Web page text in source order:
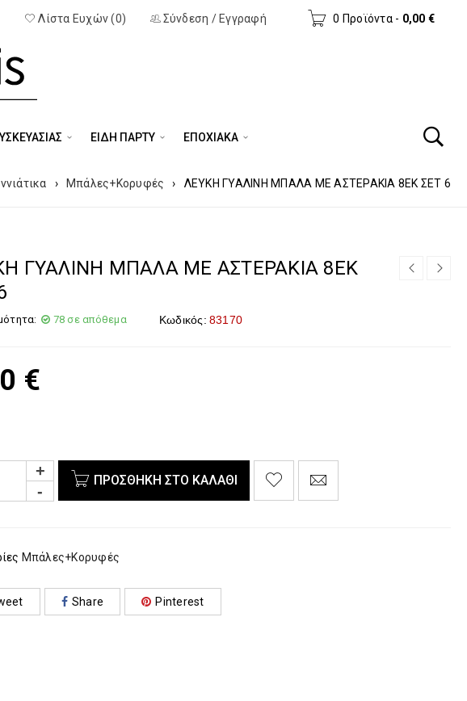
0 Προϊόντα - 0,00 €
Σύνδεση / Εγγραφή
Λίστα Ευχών (0)
ΕΊΔΗ ΠΆΡΤΥ ΕΠΟΧΙΑΚΑ
› Μπάλες+Κορυφές › ΛΕΥΚΗ ΓΥΑΛΙΝΗ ΜΠΑΛΑ ΜΕ ΑΣΤΕΡΑΚΙΑ 8ΕΚ ΣΕΤ 6
ΓΥΑΛΙΝΗ ΜΠΑΛΑ ΜΕ ΑΣΤΕΡΑΚΙΑ 8ΕΚ
78 σε απόθεμα Κωδικός: 83170
€
ΠΡΟΣΘΉΚΗ ΣΤΟ ΚΑΛΆΘΙ
Μπάλες+Κορυφές
Share Pinterest